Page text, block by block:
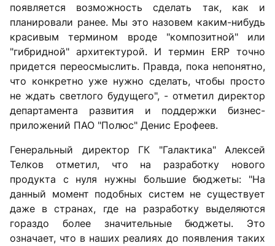
появляется возможность сделать так, как и
планировали ранее. Мы это назовем каким-нибудь
красивым термином вроде "композитной" или
"гибридной" архитектурой. И термин ERP точно
придется переосмыслить. Правда, пока непонятно,
что конкретно уже нужно сделать, чтобы просто
не ждать светлого будущего", - отметил директор
департамента развития и поддержки бизнес-
приложений ПАО "Полюс" Денис Ерофеев.
Генеральный директор ГК "Галактика" Алексей
Телков отметил, что на разработку нового
продукта с нуля нужны большие бюджеты: "На
данный момент подобных систем не существует
даже в странах, где на разработку выделяются
гораздо более значительные бюджеты. Это
означает, что в наших реалиях до появления таких